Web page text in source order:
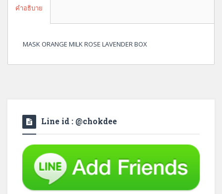
คำอธิบาย
MASK ORANGE MILK ROSE LAVENDER BOX
Line id : @chokdee